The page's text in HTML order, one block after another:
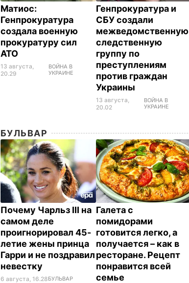
Матиос:
Генпрокуратура
создала военную
прокуратуру сил
АТО
13 августа,
20.29
ВОЙНА В
УКРАИНЕ
Генпрокуратура и
СБУ создали
межведомственную
следственную
группу по
преступлениям
против граждан
Украины
13 августа,
20.02
ВОЙНА В
УКРАИНЕ
БУЛЬВАР
Почему Чарльз III на
самом деле
проигнорировал 45-
летие жены принца
Гарри и не поздравил
невестку
6 августа, 16.28БУЛЬВАР
Галета с
помидорами
готовится легко, а
получается – как в
ресторане. Рецепт
понравится всей
семье